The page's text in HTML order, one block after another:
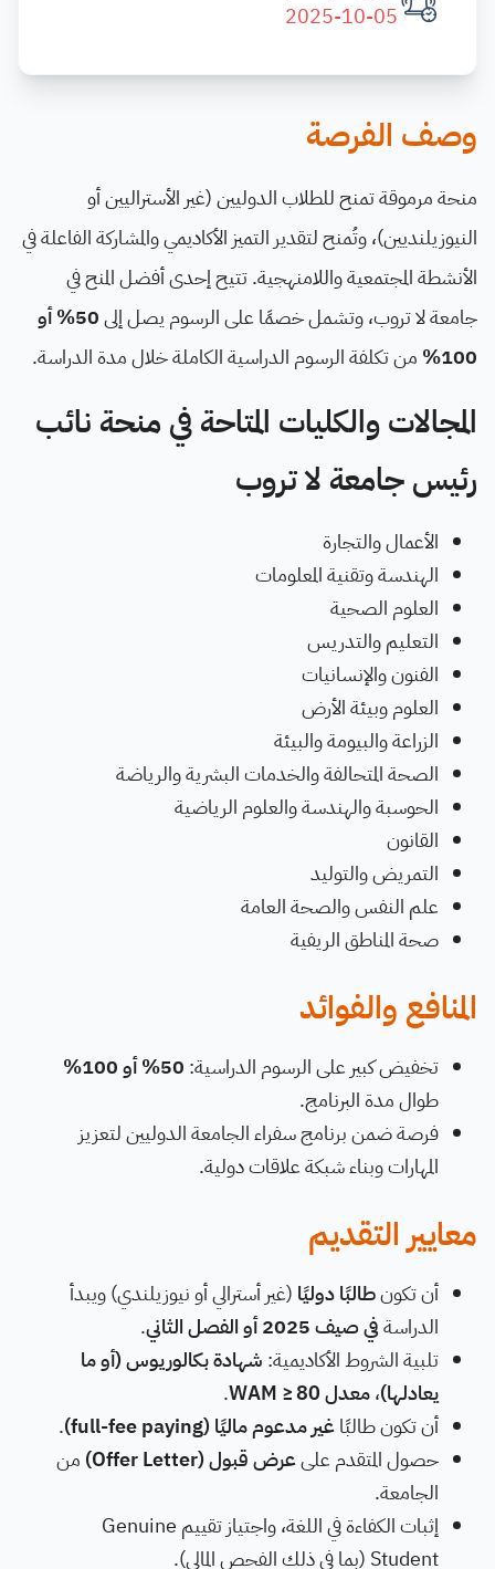
2025-10-05
وصف الفرصة
منحة مرموقة تمنح للطلاب الدوليين (غير الأستراليين أو
النيوزيلنديين)، وتُمنح لتقدير التميز الأكاديمي والمشاركة الفاعلة في
الأنشطة المجتمعية واللامنهجية. تتيح إحدى أفضل المنح في
جامعة لا تروب، وتشمل خصمًا على الرسوم يصل إلى
50% أو
100%
من تكلفة الرسوم الدراسية الكاملة خلال مدة الدراسة.
المجالات والكليات المتاحة في منحة نائب
رئيس جامعة لا تروب
الأعمال والتجارة
الهندسة وتقنية المعلومات
العلوم الصحية
التعليم والتدريس
الفنون والإنسانيات
العلوم وبيئة الأرض
الزراعة والبيومة والبيئة
الصحة المتحالفة والخدمات البشرية والرياضة
الحوسبة والهندسة والعلوم الرياضية
القانون
التمريض والتوليد
علم النفس والصحة العامة
صحة المناطق الريفية
المنافع والفوائد
تخفيض كبير على الرسوم الدراسية: 50% أو 100%
طوال مدة البرنامج.
فرصة ضمن برنامج سفراء الجامعة الدوليين لتعزيز
المهارات وبناء شبكة علاقات دولية.
معايير التقديم
أن تكونطالبًا دوليًا (غير أسترالي أو نيوزيلندي) ويبدأ
الدراسةفي صيف 2025 أو الفصل الثاني
.
تلبية الشروط الأكاديمية: شهادة بكالوريوس (أو ما
يعادلها)،معدل WAM ≥ 80
.
أن تكون طالبًاغير مدعوم ماليًا (full-fee paying)
.
حصول المتقدم علىعرض قبول (Offer Letter)
من
الجامعة.
إثبات الكفاءة في اللغة، واجتياز تقييم Genuine
Student (بما في ذلك الفحص المالي).